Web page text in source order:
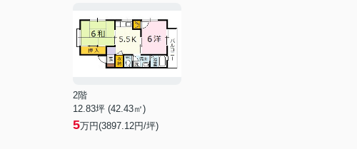
2階
12.83坪 (42.43㎡)
5万円(3897.12円/坪)